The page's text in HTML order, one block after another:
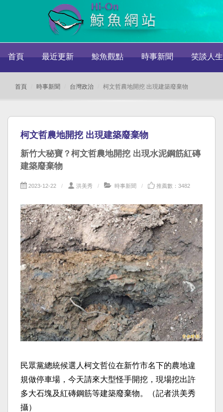
首頁 最近更新 鯨魚觀點 時事新聞 笑談人生
首頁 時事新聞 台灣政治 柯文哲農地開挖 出現建築廢棄物
柯文哲農地開挖 出現建築廢棄物
新竹大秘寶？柯文哲農地開挖 出現水泥鋼筋紅磚
建築廢棄物
2023-12-22 洪美秀 時事新聞 推薦數：3482
民眾黨總統候選人柯文哲位在新竹市名下的農地違
規做停車場，今天請來大型怪手開挖，現場挖出許
多大石塊及紅磚鋼筋等建築廢棄物。（記者洪美秀
攝）